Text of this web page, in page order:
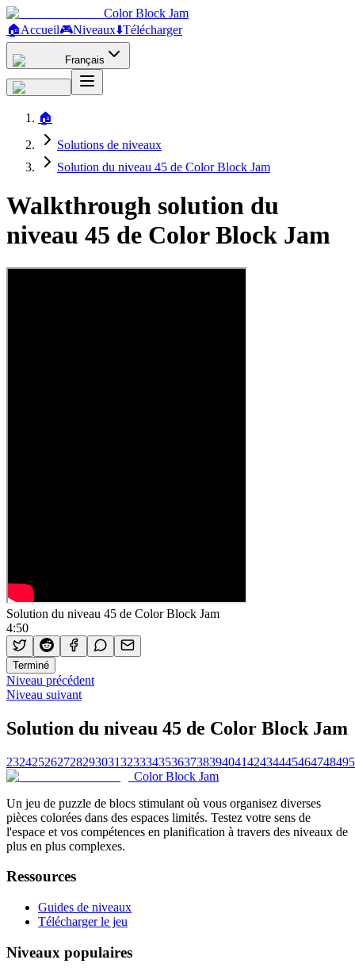
Color Block Jam
🏠Accueil🎮Niveaux⬇️Télécharger
Français
🏠
Solutions de niveaux
Solution du niveau 45 de Color Block Jam
Walkthrough solution du
niveau 45 de Color Block Jam
Solution du niveau 45 de Color Block Jam
4:50
Terminé
Niveau précédent
Niveau suivant
Solution du niveau 45 de Color Block Jam
232425262728293031323334353637383940414243444546474849
Color Block Jam
Un jeu de puzzle de blocs stimulant où vous organisez diverses
pièces colorées dans des espaces limités. Testez votre sens de
l'espace et vos compétences en planification à travers des niveaux de
plus en plus complexes.
Ressources
Guides de niveaux
Télécharger le jeu
Niveaux populaires